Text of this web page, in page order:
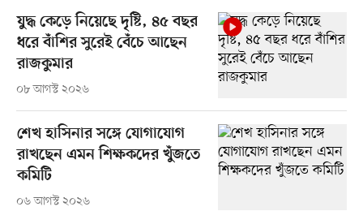
যুদ্ধ কেড়ে নিয়েছে দৃষ্টি, ৪৫ বছর
ধরে বাঁশির সুরেই বেঁচে আছেন
রাজকুমার
০৮ আগস্ট ২০২৬
শেখ হাসিনার সঙ্গে যোগাযোগ
রাখছেন এমন শিক্ষকদের খুঁজতে
কমিটি
০৬ আগস্ট ২০২৬